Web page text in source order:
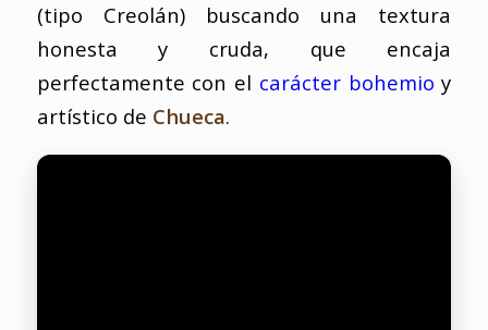
(tipo Creolán) buscando una textura
honesta y cruda, que encaja
perfectamente con el carácter bohemio y
artístico de Chueca.